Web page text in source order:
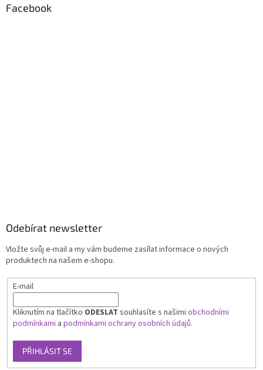
Facebook
Odebírat newsletter
Vložte svůj e-mail a my vám budeme zasílat informace o nových
produktech na našem e-shopu.
E-mail
Kliknutím na tlačítko ODESLAT souhlasíte s našimi obchodními
podmínkami a podmínkami ochrany osobních údajů.
PŘIHLÁSIT SE